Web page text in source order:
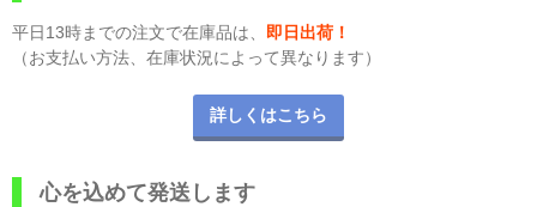
平日13時までの注文で在庫品は、 即日出荷！
（お支払い方法、在庫状況によって異なります）
詳しくはこちら
心を込めて発送します